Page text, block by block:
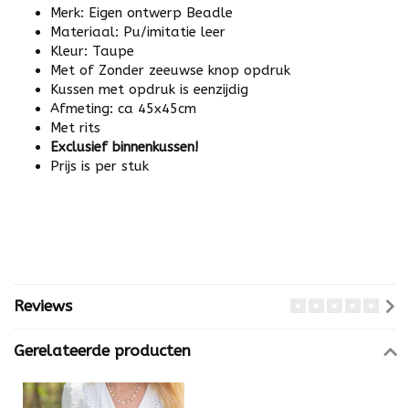
Merk: Eigen ontwerp Beadle
Materiaal: Pu/imitatie leer
Kleur: Taupe
Met of Zonder zeeuwse knop opdruk
Kussen met opdruk is eenzijdig
Afmeting: ca 45x45cm
Met rits
Exclusief binnenkussen!
Prijs is per stuk
Reviews
Gerelateerde producten